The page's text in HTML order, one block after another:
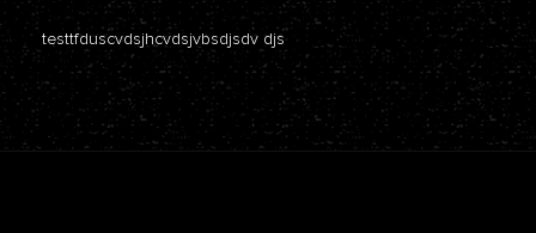
testtfduscvdsjhcvdsjvbsdjsdv djs